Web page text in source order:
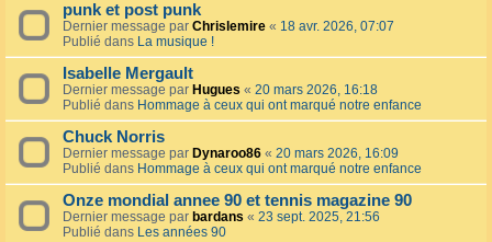
punk et post punk
Dernier message par Chrislemire « 18 avr. 2026, 07:07
Publié dans La musique !
Isabelle Mergault
Dernier message par Hugues « 20 mars 2026, 16:18
Publié dans Hommage à ceux qui ont marqué notre enfance
Chuck Norris
Dernier message par Dynaroo86 « 20 mars 2026, 16:09
Publié dans Hommage à ceux qui ont marqué notre enfance
Onze mondial annee 90 et tennis magazine 90
Dernier message par bardans « 23 sept. 2025, 21:56
Publié dans Les années 90